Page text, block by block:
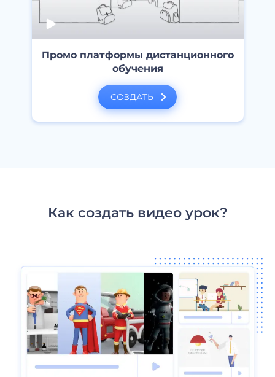
Промо платформы дистанционного
обучения
СОЗДАТЬ
Как создать видео урок?